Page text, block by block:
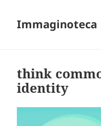
Immaginoteca
think
identity